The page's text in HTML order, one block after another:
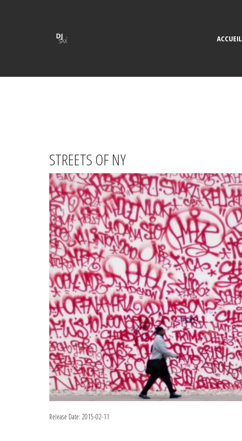
ACCUEIL
STREETS OF NY
Release Date: 2015-02-11